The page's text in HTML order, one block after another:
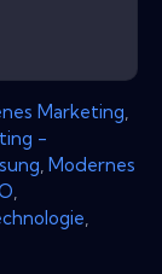
Marketing
-
Modernes